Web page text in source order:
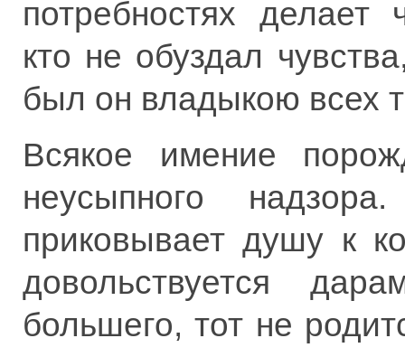
потребностях делает
кто не обуздал
был он владыкою всех
Всякое имение
неусыпного
приковывает душу к
довольствуется
большего, тот не